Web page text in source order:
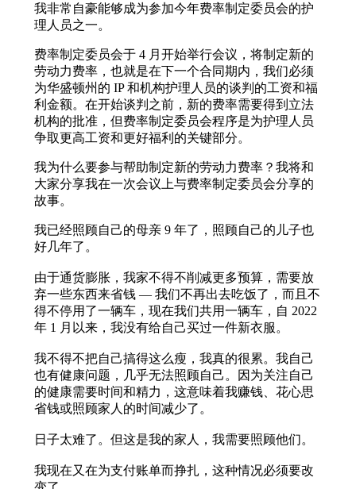
我非常自豪能够成为参加今年费率制定委员会的护
理人员之一。
费率制定委员会于 4 月开始举行会议，将制定新的
劳动力费率，也就是在下一个合同期内，我们必须
为华盛顿州的 IP 和机构护理人员的谈判的工资和福
利金额。在开始谈判之前，新的费率需要得到立法
机构的批准，但费率制定委员会程序是为护理人员
争取更高工资和更好福利的关键部分。
我为什么要参与帮助制定新的劳动力费率？我将和
大家分享我在一次会议上与费率制定委员会分享的
故事。
我已经照顾自己的母亲 9 年了，照顾自己的儿子也
好几年了。
由于通货膨胀，我家不得不削减更多预算，需要放
弃一些东西来省钱 — 我们不再出去吃饭了，而且不
得不停用了一辆车，现在我们共用一辆车，自 2022
年 1 月以来，我没有给自己买过一件新衣服。
我不得不把自己搞得这么瘦，我真的很累。我自己
也有健康问题，几乎无法照顾自己。因为关注自己
的健康需要时间和精力，这意味着我赚钱、花心思
省钱或照顾家人的时间减少了。
日子太难了。但这是我的家人，我需要照顾他们。
我现在又在为支付账单而挣扎，这种情况必须要改